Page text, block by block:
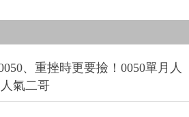
、重挫時更要撿！0050單月人
氣二哥